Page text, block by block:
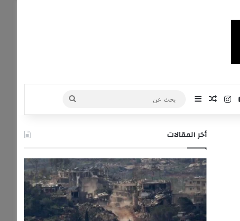
‫YouTube
انستقراممقال عشوائي
إضافة عمود جانبي
بحث
عن
أخر المقالات